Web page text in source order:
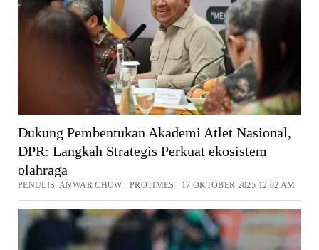
Dukung Pembentukan Akademi Atlet Nasional,
DPR: Langkah Strategis Perkuat ekosistem
olahraga
PENULIS: ANWAR CHOW PROTIMES 17 OKTOBER 2025 12:02 AM